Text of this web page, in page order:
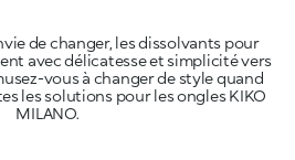
de changer, les dissolvants pour
avec délicatesse et simplicité vers
vous à changer de style quand
les solutions pour les ongles KIKO
MILANO.